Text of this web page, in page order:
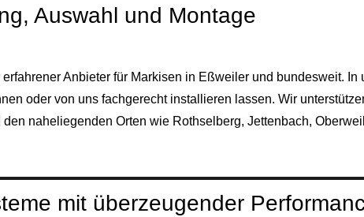
Auswahl und Montage
Anbieter für Markisen in Eßweiler und bundesweit.
oder von uns fachgerecht installieren lassen. Wir
naheliegenden Orten wie Rothselberg, Jettenbach,
mit überzeugender